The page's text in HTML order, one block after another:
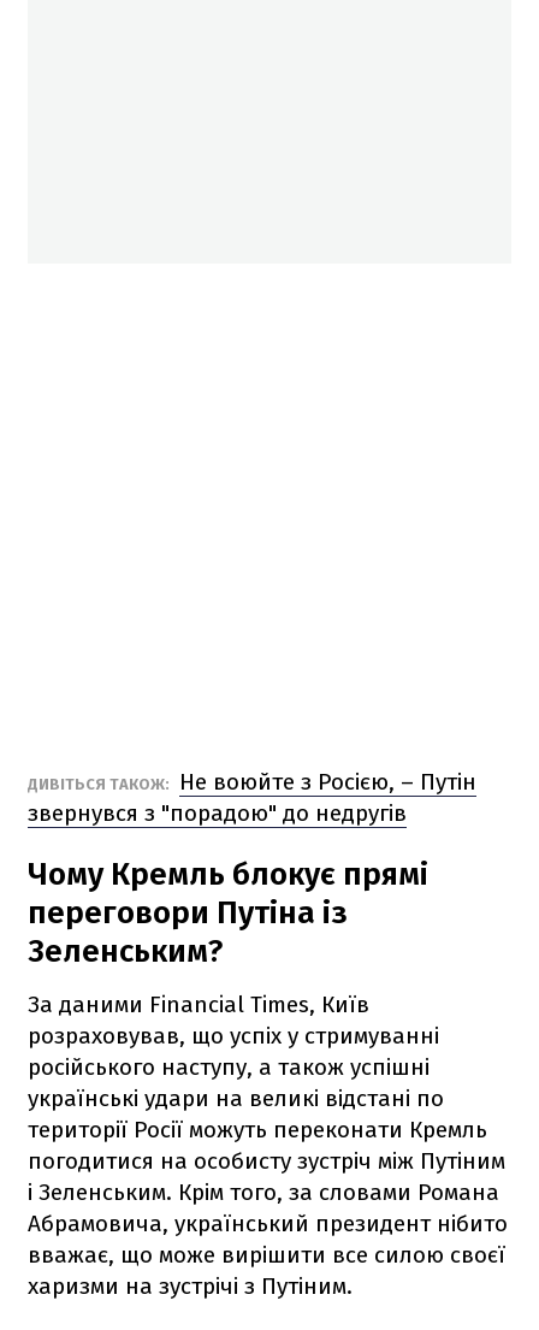
ДИВІТЬСЯ ТАКОЖ:
Не воюйте з Росією, – Путін
звернувся з "порадою" до недругів
Чому Кремль блокує прямі
переговори Путіна із
Зеленським?
За даними Financial Times, Київ
розраховував, що успіх у стримуванні
російського наступу, а також успішні
українські удари на великі відстані по
території Росії можуть переконати Кремль
погодитися на особисту зустріч між Путіним
і Зеленським. Крім того, за словами Романа
Абрамовича, український президент нібито
вважає, що може вирішити все силою своєї
харизми на зустрічі з Путіним.